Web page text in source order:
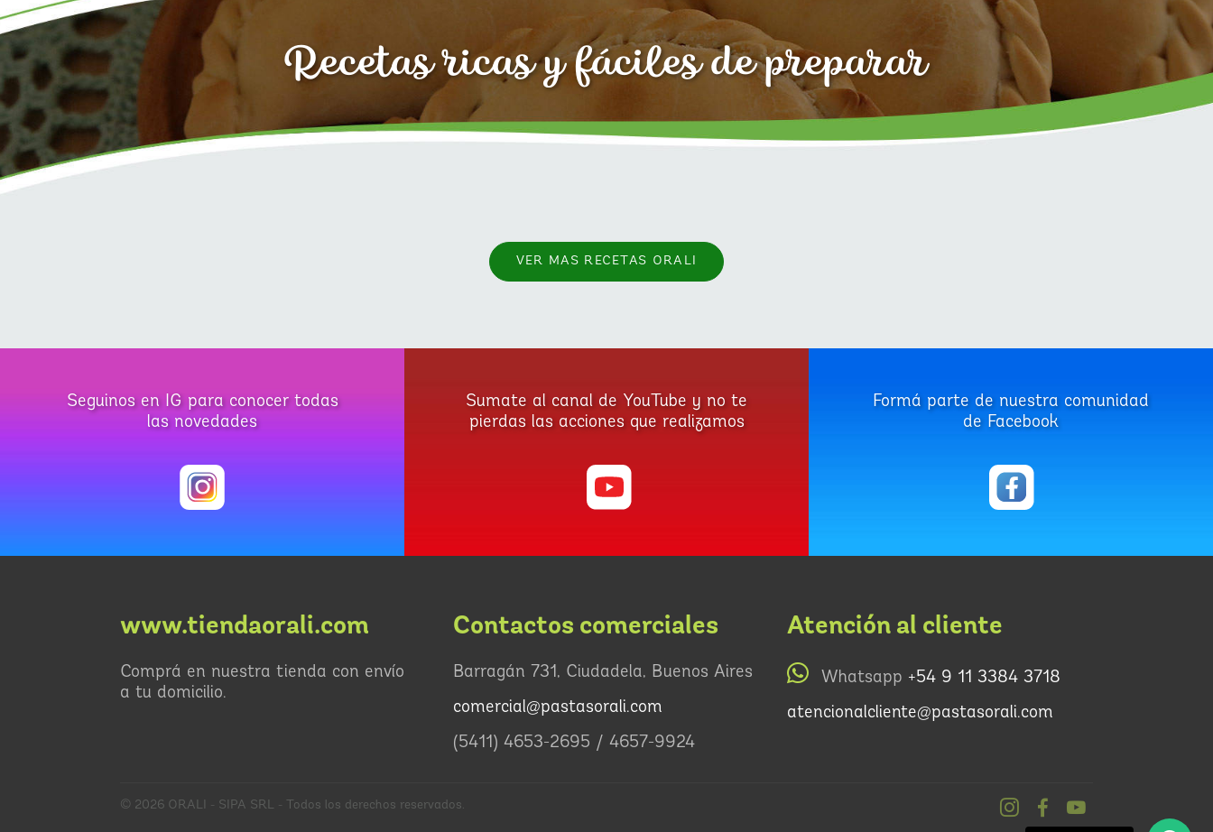
Recetas ricas y fáciles de preparar
VER MAS RECETAS ORALI
Seguinos en IG para conocer todas
las novedades
Sumate al canal de YouTube y no te
pierdas las acciones que realizamos
Formá parte de nuestra comunidad
de Facebook
www.tiendaorali.com
Comprá en nuestra tienda con envío
a tu domicilio.
Contactos comerciales
Barragán 731, Ciudadela, Buenos Aires
comercial@pastasorali.com
(5411) 4653-2695 / 4657-9924
Atención al cliente
Whatsapp +54 9 11 3384 3718
atencionalcliente@pastasorali.com
© 2026 ORALI - SIPA SRL - Todos los derechos reservados.